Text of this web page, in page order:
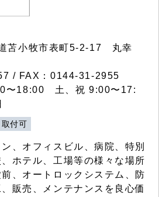
苫小牧市表町5-2-17 丸幸
/ FAX：0144-31-2955
〜18:00 土、祝 9:00〜17:
取付可
、オフィスビル、病院、特別
ホテル、工場等の様々な場所
、オートロックシステム、防
販売、メンテナンスを良心価